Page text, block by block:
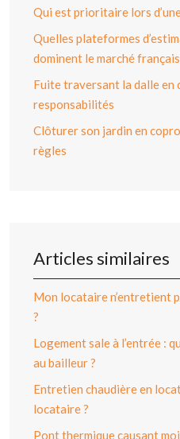
Qui est prioritaire lors
Quelles plateformes
dominent le marché français
Fuite traversant la dalle en
responsabilités
Clôturer son jardin en
règles
Articles similaires
Mon locataire n’entretient
?
Logement sale à l’entrée :
au bailleur ?
Entretien chaudière en
locataire ?
Pont thermique causant